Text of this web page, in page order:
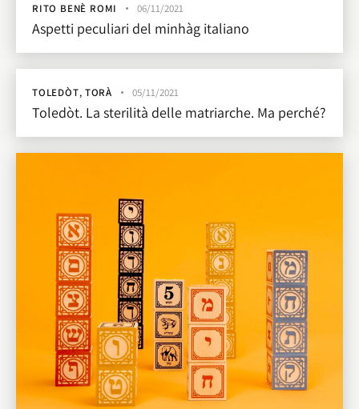
RITO BENÈ ROMI 06/11/2021
Aspetti peculiari del minhàg italiano
TOLEDÒT, TORÀ 05/11/2021
Toledòt. La sterilità delle matriarche. Ma perché?